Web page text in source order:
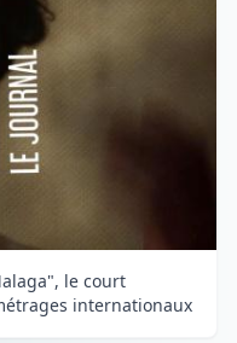
le court
internationaux